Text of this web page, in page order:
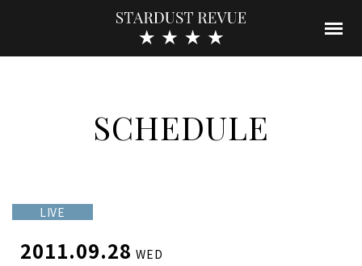
SCHEDULE
LIVE
2011.09.28 WED